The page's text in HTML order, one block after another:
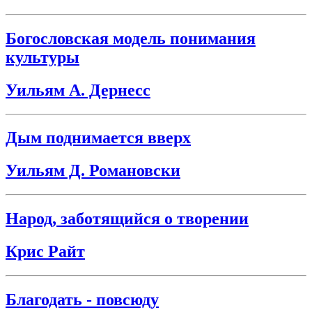
Богословская модель понимания
культуры
Уильям А. Дернесс
Дым поднимается вверх
Уильям Д. Романовски
Народ, заботящийся о творении
Крис Райт
Благодать - повсюду